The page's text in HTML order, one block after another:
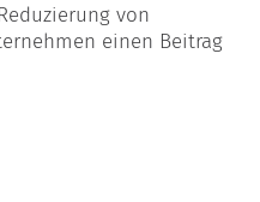
von
einen Beitrag